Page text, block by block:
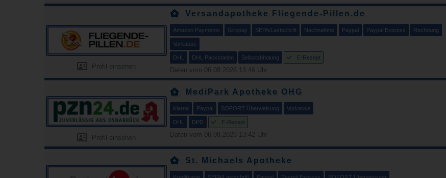
Profil einsehen
Versandapotheke Fliegende-Pillen.de
Amazon Payments Giropay SEPA/Lastschrift Nachnahme Paypal Paypal Express Rechnung
Vorkasse
DHL DHL Packstation Selbstabholung E-Rezept
Daten vom 06.08.2026 13:46 Uhr
Profil einsehen
MediPark Apotheke OHG
Klarna Paypal SOFORT Überweisung Vorkasse
DHL DPD E-Rezept
Daten vom 06.08.2026 13:42 Uhr
St. Michaels Apotheke
Kreditkarte SEPA/Lastschrift Paypal Paypal Express SOFORT Überweisung